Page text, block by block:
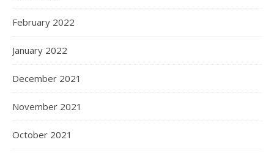
February 2022
January 2022
December 2021
November 2021
October 2021